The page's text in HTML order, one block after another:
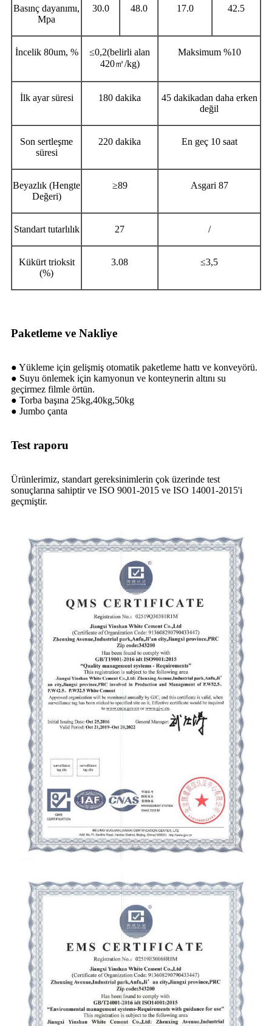
Basınç dayanımı,
Mpa
30.0 48.0 17.0 42.5
İncelik 80um, %
≤0,2(belirli alan
420㎡/kg)
Maksimum %10
İlk ayar süresi 180 dakika
45 dakikadan daha erken
değil
Son sertleşme
süresi
220 dakika En geç 10 saat
Beyazlık (Hengte
Değeri)
≥89 Asgari 87
Standart tutarlılık 27 /
Kükürt trioksit
(%)
3.08 ≤3,5
Paketleme ve Nakliye
● Yükleme için gelişmiş otomatik paketleme hattı ve konveyörü.
● Suyu önlemek için kamyonun ve konteynerin altını su
geçirmez filmle örtün.
● Torba başına 25kg,40kg,50kg
● Jumbo çanta
Test raporu
Ürünlerimiz, standart gereksinimlerin çok üzerinde test
sonuçlarına sahiptir ve ISO 9001-2015 ve ISO 14001-2015'i
geçmiştir.